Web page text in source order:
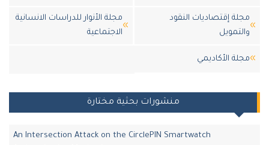
مجلة إقتصاديات النقود
والتمويل
مجلة الأنوار للدراسات الانسانية
الاجتماعية
مجلة اﻷكاديمي
منشورات بحثية مختارة
An Intersection Attack on the CirclePIN Smartwatch